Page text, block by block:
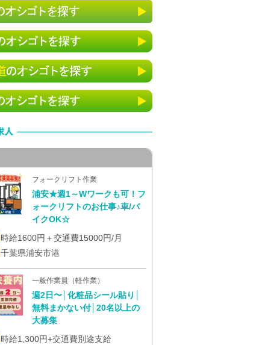
フォークリフト作業
浦安★週1～Wワークも可！フ
ォークリフトのお仕事♪車/バ
イクOK☆
時給1600円＋交通費15000円/月
千葉県浦安市港
一般作業員（軽作業）
週2日〜│化粧品シール貼り│
無料まかない付│20名以上の
大募集
時給1,300円+交通費別途支給